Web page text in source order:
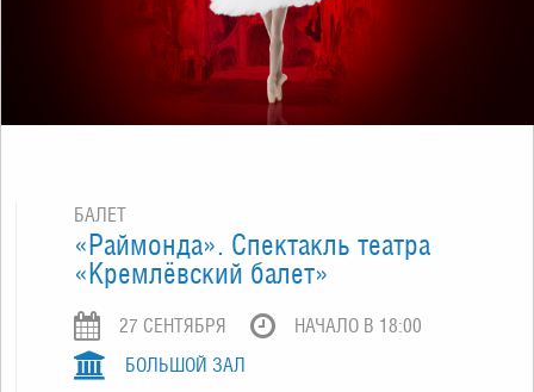
БАЛЕТ
«Раймонда». Спектакль театра
«Кремлёвский балет»
27 СЕНТЯБРЯ
НАЧАЛО В 18:00
БОЛЬШОЙ ЗАЛ